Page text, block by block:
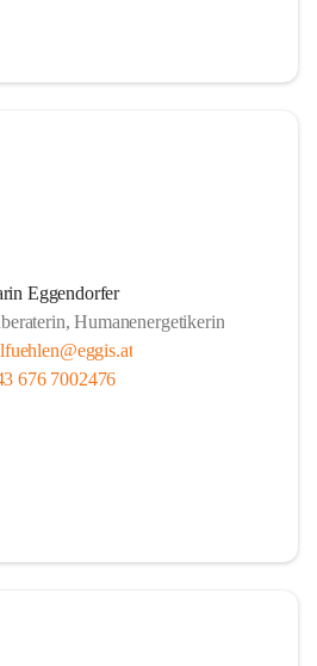
Eggendorfer
Humanenergetikerin
676 7002476